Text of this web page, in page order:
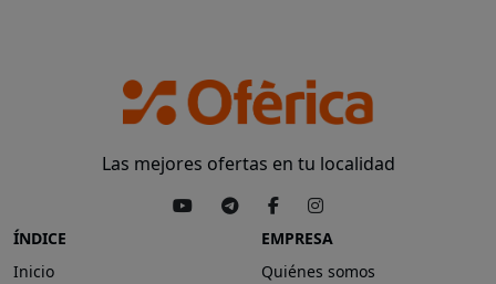
Las mejores ofertas en tu localidad
ÍNDICE
Inicio
EMPRESA
Quiénes somos